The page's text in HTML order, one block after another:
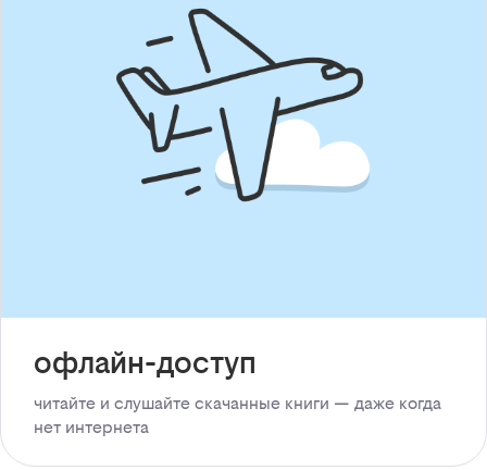
офлайн-доступ
читайте и слушайте скачанные книги — даже когда
нет интернета